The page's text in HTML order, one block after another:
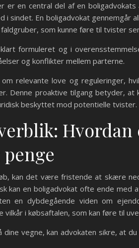
er en central del af en
i sindet. En boligadvokat gennemgår
som kunne føre til tvister
formuleret og i
og konflikter mellem parterne.
relevante love og reguleringer,
Denne proaktive tilgang betyder, at
beskyttet mod potentielle tvister.
Hvordan
kan det være fristende at skære
kan en boligadvokat ofte ende med
en dybdegående viden om
i købsaftalen, som kan føre til
dine vegne, kan advokaten sikre, at